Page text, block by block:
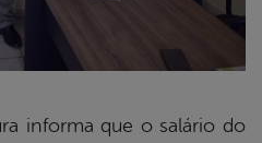
informa que o salário do